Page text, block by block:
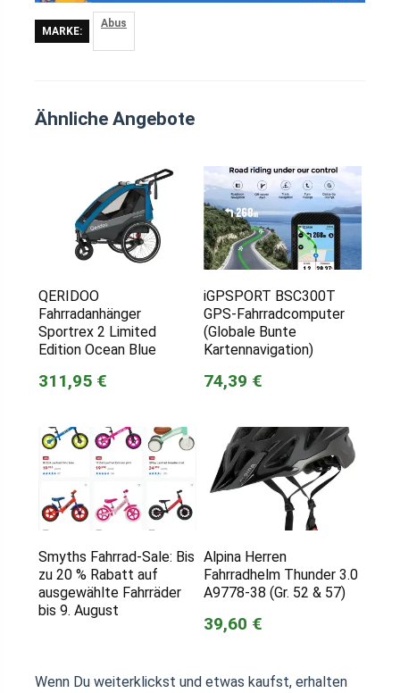
MARKE:
Abus
Ähnliche Angebote
QERIDOO
Fahrradanhänger
Sportrex 2 Limited
Edition Ocean Blue
311,95 €
iGPSPORT BSC300T
GPS-Fahrradcomputer
(Globale Bunte
Kartennavigation)
74,39 €
Smyths Fahrrad-Sale: Bis
zu 20 % Rabatt auf
ausgewählte Fahrräder
bis 9. August
Alpina Herren
Fahrradhelm Thunder 3.0
A9778-38 (Gr. 52 & 57)
39,60 €
Wenn Du weiterklickst und etwas kaufst, erhalten